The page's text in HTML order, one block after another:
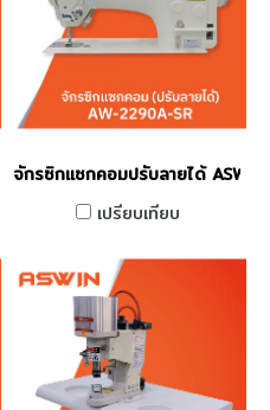
AW-5490-7
จักรซิกแซกคอมปรับลายได้
เปรียบเทียบ